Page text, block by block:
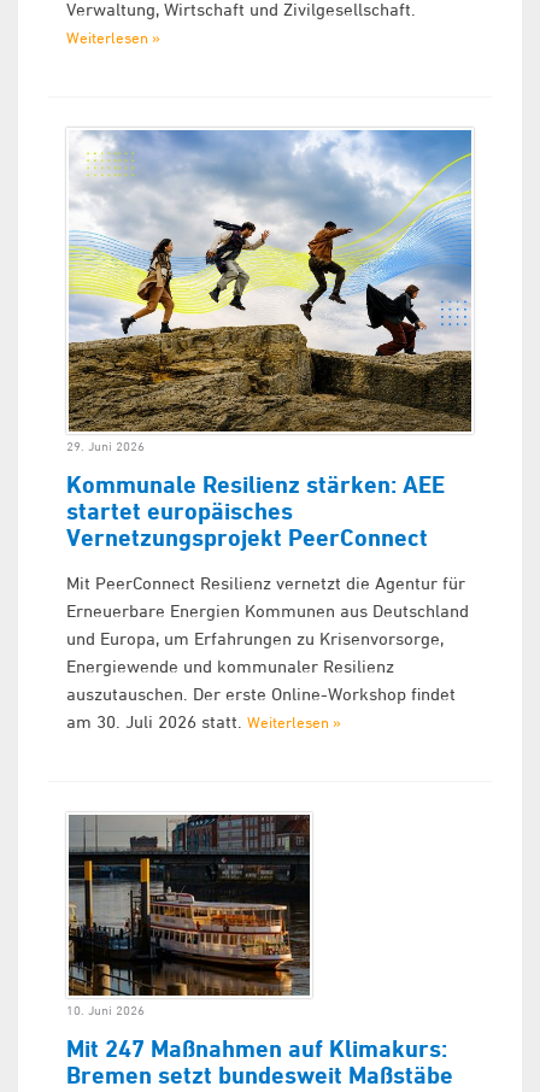
Verwaltung, Wirtschaft und Zivilgesellschaft.
Weiterlesen »
29. Juni 2026
Kommunale Resilienz stärken: AEE
startet europäisches
Vernetzungsprojekt PeerConnect
Mit PeerConnect Resilienz vernetzt die Agentur für
Erneuerbare Energien Kommunen aus Deutschland
und Europa, um Erfahrungen zu Krisenvorsorge,
Energiewende und kommunaler Resilienz
auszutauschen. Der erste Online-Workshop findet
am 30. Juli 2026 statt. Weiterlesen »
10. Juni 2026
Mit 247 Maßnahmen auf Klimakurs:
Bremen setzt bundesweit Maßstäbe